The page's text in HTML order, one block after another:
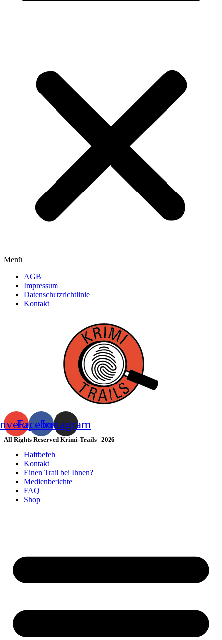
Menü
AGB
Impressum
Datenschutzrichtlinie
Kontakt
FacebookInstagram
All Rights Reserved Krimi-Trails | 2026
Haftbefehl
Kontakt
Einen Trail bei Ihnen?
Medienberichte
FAQ
Shop